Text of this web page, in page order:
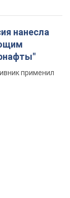
нанесла
применил